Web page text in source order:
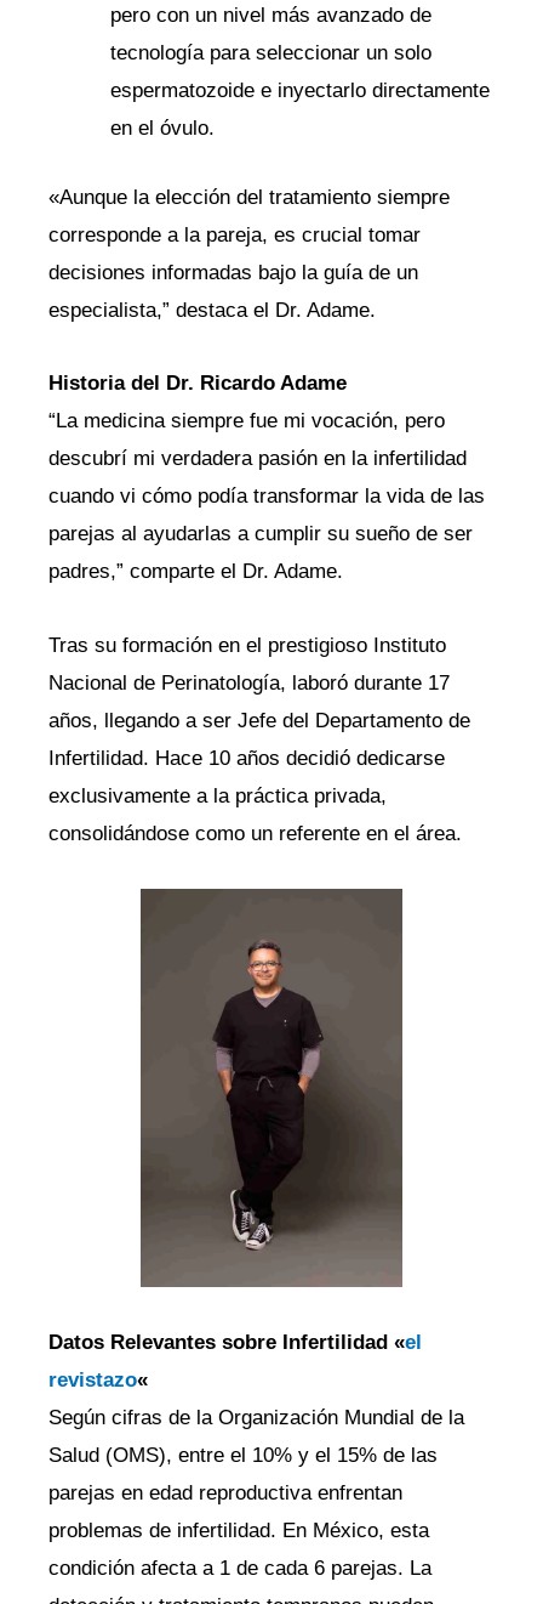
pero con un nivel más avanzado de
tecnología para seleccionar un solo
espermatozoide e inyectarlo directamente
en el óvulo.
«Aunque la elección del tratamiento siempre
corresponde a la pareja, es crucial tomar
decisiones informadas bajo la guía de un
especialista,” destaca el Dr. Adame.
Historia del Dr. Ricardo Adame
“La medicina siempre fue mi vocación, pero
descubrí mi verdadera pasión en la infertilidad
cuando vi cómo podía transformar la vida de las
parejas al ayudarlas a cumplir su sueño de ser
padres,” comparte el Dr. Adame.
Tras su formación en el prestigioso Instituto
Nacional de Perinatología, laboró durante 17
años, llegando a ser Jefe del Departamento de
Infertilidad. Hace 10 años decidió dedicarse
exclusivamente a la práctica privada,
consolidándose como un referente en el área.
Datos Relevantes sobre Infertilidad «el
revistazo«
Según cifras de la Organización Mundial de la
Salud (OMS), entre el 10% y el 15% de las
parejas en edad reproductiva enfrentan
problemas de infertilidad. En México, esta
condición afecta a 1 de cada 6 parejas. La